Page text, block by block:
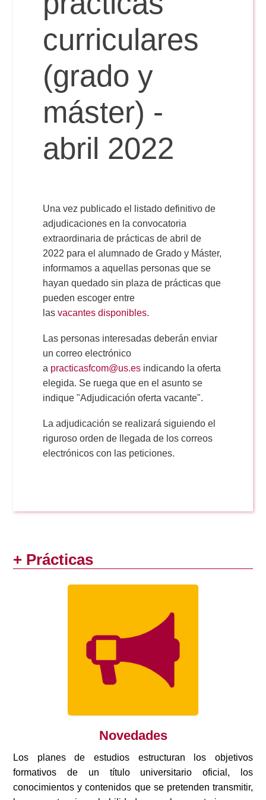
Reservas
Calendario Lectivo
Horarios
Periodismo
Comunicación Audiovisual
Doble Grado PER/CAV
Periodismo
Publicidad y RR.PP
Comunicación Audiovisual
Doble Grado PER/CAV
Secretaría Virtual
#miTFG
#YoPractico
Boletines
curriculares
(grado y
máster) -
abril 2022
Una vez publicado el listado definitivo de
adjudicaciones en la convocatoria
extraordinaria de prácticas de abril de
2022 para el alumnado de Grado y Máster,
informamos a aquellas personas que se
hayan quedado sin plaza de prácticas que
pueden escoger entre
lasvacantes disponibles.
Las personas interesadas deberán enviar
un correo electrónico
a practicasfcom@us.es indicando la oferta
elegida. Se ruega que en el asunto se
indique "Adjudicación oferta vacante".
La adjudicación se realizará siguiendo el
riguroso orden de llegada de los correos
electrónicos con las peticiones.
+ Prácticas
Novedades
Los planes de estudios estructuran los objetivos
formativos de un título universitario oficial, los
conocimientos y contenidos que se pretenden transmitir,